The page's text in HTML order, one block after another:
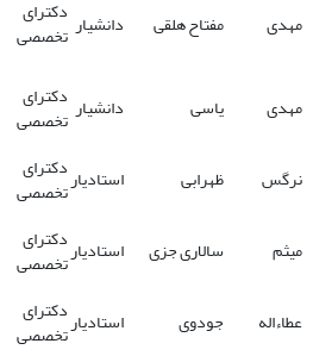
مهدی مفتاح هلقی دانشیار دکترای
تخصصی
مهدی
یاسی دانشیار دکترای
تخصصی
نرگس
ظهرابی استادیاردکترای
تخصصی
میثم
سالاری جزی استادیاردکترای
تخصصی
عطاءاله
جودوی استادیاردکترای
تخصصی